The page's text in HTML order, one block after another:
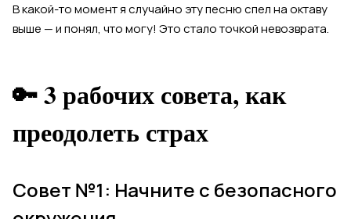
В какой-то момент я случайно эту песню спел на октаву
выше — и понял, что могу! Это стало точкой невозврата.
🔑 3 рабочих совета, как
преодолеть страх
Совет №1: Начните с безопасного